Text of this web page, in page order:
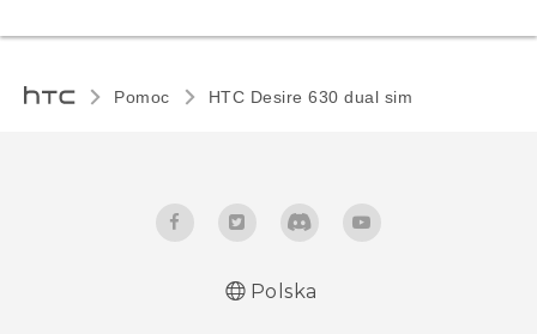
Pomoc HTC Desire 630 dual sim‎
Polska